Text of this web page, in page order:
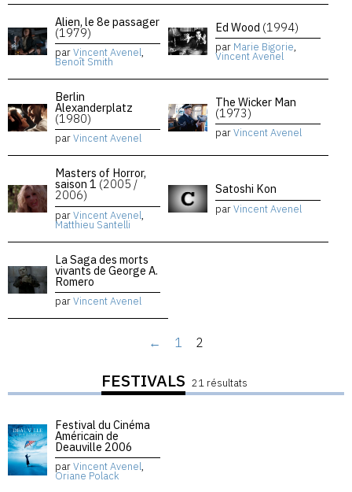
Alien, le 8e passager
(1979)
parVincent Avenel,
Benoît Smith
Ed Wood (1994)
par Marie Bigorie,
Vincent Avenel
Berlin
Alexanderplatz
(1980)
parVincent Avenel
The Wicker Man
(1973)
parVincent Avenel
Masters of Horror,
saison 1 (2005 /
2006)
parVincent Avenel,
Matthieu Santelli
Satoshi Kon
parVincent Avenel
La Saga des morts
vivants de George A.
Romero
parVincent Avenel
← 1 2
FESTIVALS 21 résultats
Festival du Cinéma
Américain de
Deauville 2006
parVincent Avenel,
Oriane Polack